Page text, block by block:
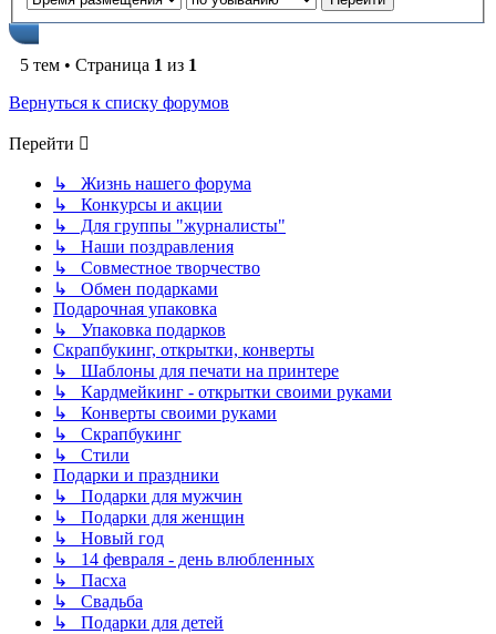
5 тем • Страница 1 из 1
Вернуться к списку форумов
Перейти
↳ Жизнь нашего форума
↳ Конкурсы и акции
↳ Для группы "журналисты"
↳ Наши поздравления
↳ Совместное творчество
↳ Обмен подарками
Подарочная упаковка
↳ Упаковка подарков
Скрапбукинг, открытки, конверты
↳ Шаблоны для печати на принтере
↳ Кардмейкинг - открытки своими руками
↳ Конверты своими руками
↳ Скрапбукинг
↳ Стили
Подарки и праздники
↳ Подарки для мужчин
↳ Подарки для женщин
↳ Новый год
↳ 14 февраля - день влюбленных
↳ Пасха
↳ Свадьба
↳ Подарки для детей